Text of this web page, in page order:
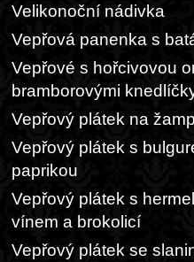
Velikonoční nádivka
Vepřová panenka s
Vepřové s hořcivovou
bramborovými
Vepřový plátek na
Vepřový plátek s
paprikou
Vepřový plátek s
vínem a brokolicí
Vepřový plátek se